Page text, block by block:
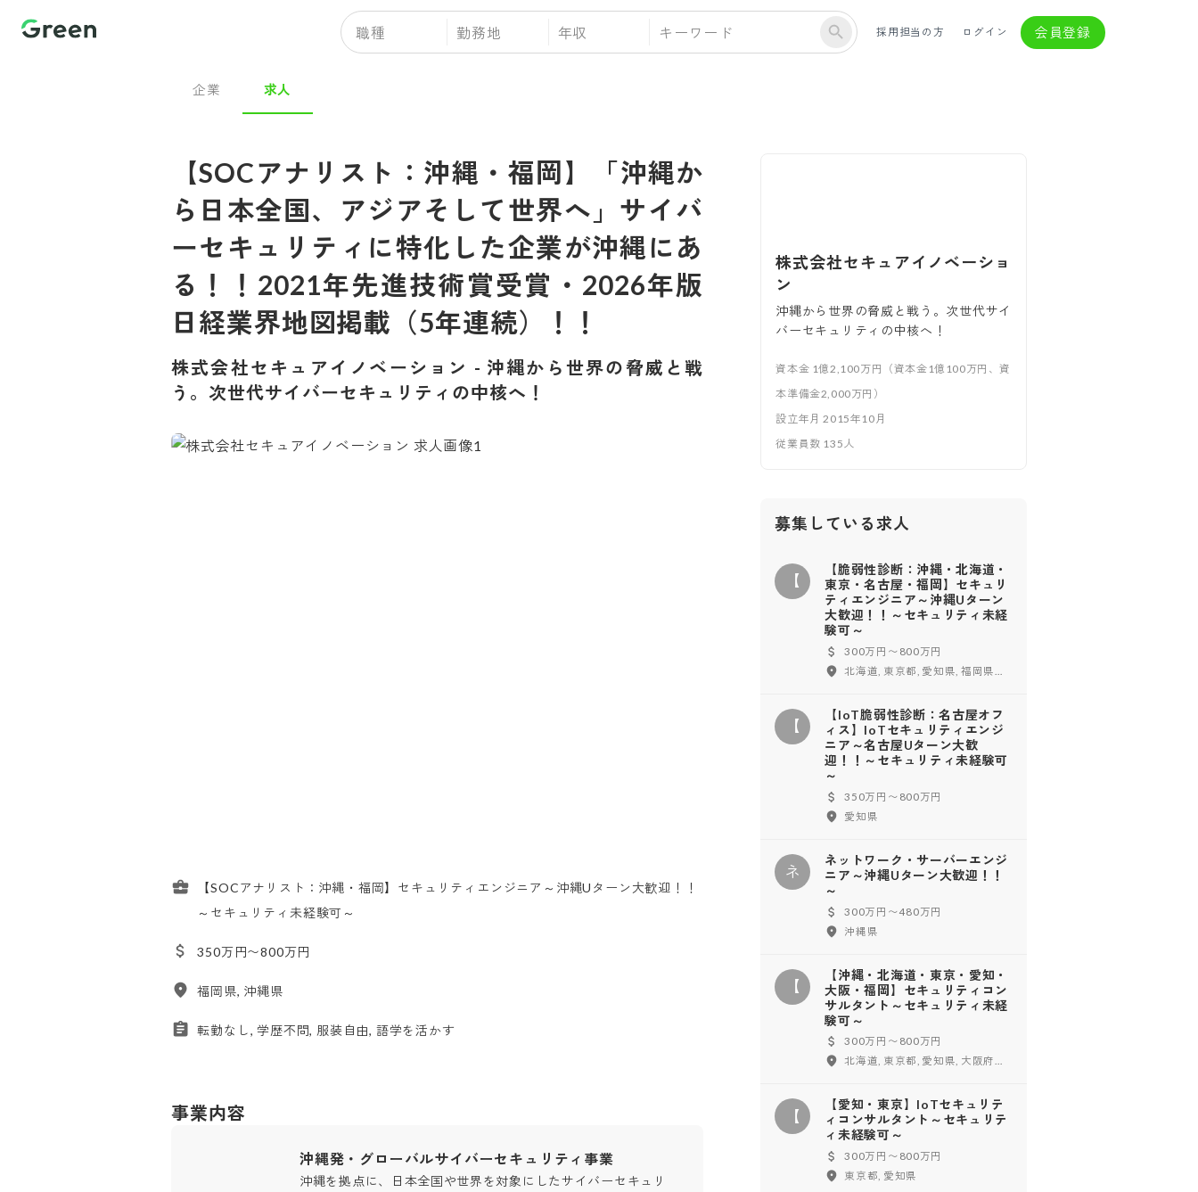
職種 勤務地 年収 採用担当の方 ログイン 会員登録
企業 求人
【SOCアナリスト：沖縄・福岡】「沖縄か
ら日本全国、アジアそして世界へ」サイバ
ーセキュリティに特化した企業が沖縄にあ
る！！2021年先進技術賞受賞・2026年版
日経業界地図掲載（5年連続）！！
株式会社セキュアイノベーション - 沖縄から世界の脅威と戦
う。次世代サイバーセキュリティの中核へ！
【SOCアナリスト：沖縄・福岡】セキュリティエンジニア～沖縄Uターン大歓迎！！
～セキュリティ未経験可～
350万円〜800万円
福岡県, 沖縄県
転勤なし, 学歴不問, 服装自由, 語学を活かす
事業内容
沖縄発・グローバルサイバーセキュリティ事業
沖縄を拠点に、日本全国や世界を対象にしたサイバーセキュリ
株式会社セキュアイノベーショ
ン
沖縄から世界の脅威と戦う。次世代サイ
バーセキュリティの中核へ！
資本金 1億2,100万円（資本金1億100万円、資
本準備金2,000万円）
設立年月 2015年10月
従業員数 135 人
募集している求人
【
【脆弱性診断：沖縄・北海道・
東京・名古屋・福岡】セキュリ
ティエンジニア～沖縄Uターン
大歓迎！！～セキュリティ未経
験可～
300万円〜800万円
【
【IoT脆弱性診断：名古屋オフ
ィス】IoTセキュリティエンジ
ニア～名古屋Uターン大歓
迎！！～セキュリティ未経験可
～
350万円〜800万円
愛知県
ネ
ネットワーク・サーバーエンジ
ニア～沖縄Uターン大歓迎！！
～
300万円〜480万円
沖縄県
【
【沖縄・北海道・東京・愛知・
大阪・福岡】セキュリティコン
サルタント～セキュリティ未経
験可～
300万円〜800万円
【
【愛知・東京】IoTセキュリテ
ィコンサルタント～セキュリテ
ィ未経験可～
300万円〜800万円
東京都, 愛知県